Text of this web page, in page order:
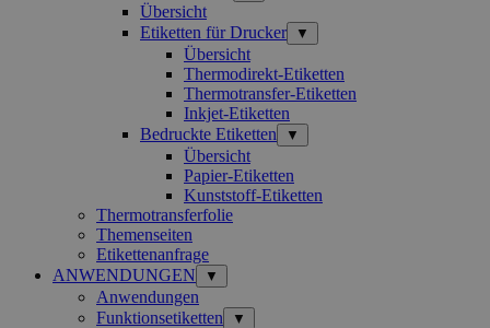
Übersicht
Etiketten für Drucker
▼
Übersicht
Thermodirekt-Etiketten
Thermotransfer-Etiketten
Inkjet-Etiketten
Bedruckte Etiketten
▼
Übersicht
Papier-Etiketten
Kunststoff-Etiketten
Thermotransferfolie
Themenseiten
Etikettenanfrage
ANWENDUNGEN
▼
Anwendungen
Funktionsetiketten
▼